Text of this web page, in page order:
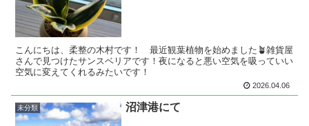
こんにちは、柔整の木村です！ 最近観葉植物を始めました🪴雑貨屋
さんで見つけたサンスベリアです！夜になると悪い空気を吸っていい
空気に変えてくれるみたいです！
2026.04.06
未分類 沼津港にて